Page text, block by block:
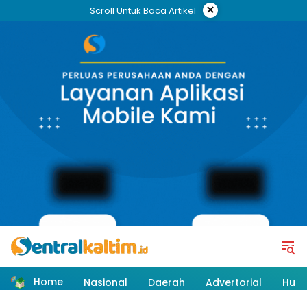
Scroll Untuk Baca Artikel ×
Home Nasional Daerah Advertorial